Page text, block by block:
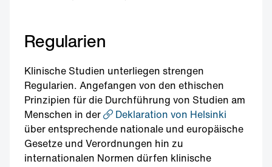
Regularien
Klinische Studien unterliegen strengen
Regularien. Angefangen von den ethischen
Prinzipien für die Durchführung von Studien am
Menschen in der
Deklaration von Helsinki
über entsprechende nationale und europäische
Gesetze und Verordnungen hin zu
internationalen Normen dürfen klinische